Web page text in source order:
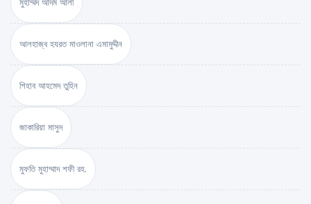
মুহাম্মদ আদম আলী
আলহাজ্ব হযরত মাওলানা এমামুদ্দীন
শিহাব আহমেদ তুহিন
জাকারিয়া মাসুদ
মুফতি মুহাম্মাদ শফী রহ.